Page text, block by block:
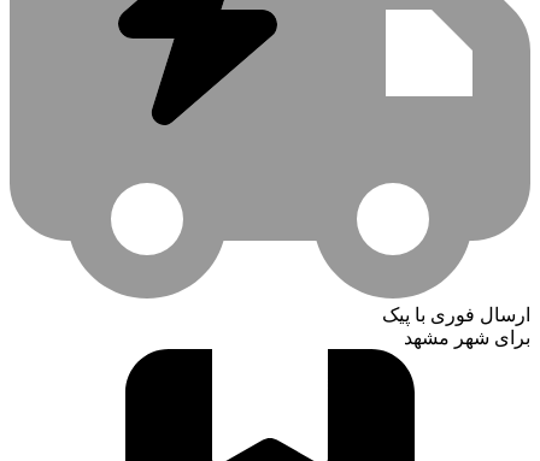
ارسال فوری با پیک
برای شهر مشهد